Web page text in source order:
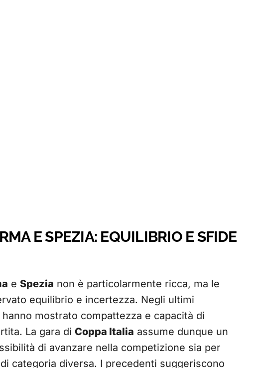
E SPEZIA: EQUILIBRIO E SFIDE
e Spezia non è particolarmente ricca, ma le
equilibrio e incertezza. Negli ultimi
mostrato compattezza e capacità di
La gara di Coppa Italia assume dunque un
di avanzare nella competizione sia per
categoria diversa. I precedenti suggeriscono